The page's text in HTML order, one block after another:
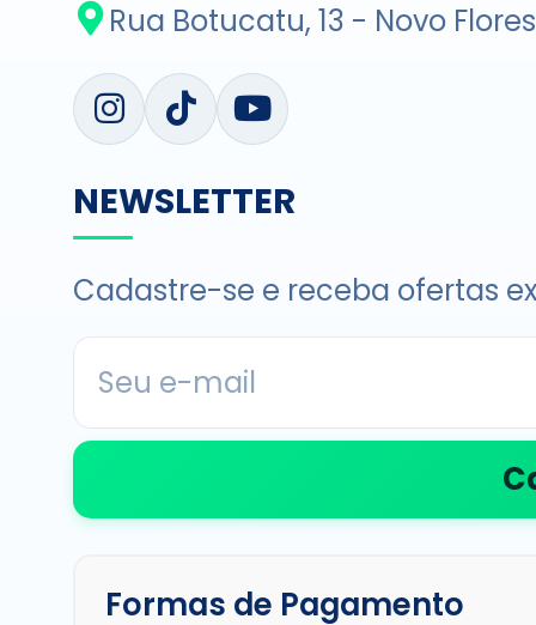
Rua Botucatu, 13 - Novo
NEWSLETTER
Cadastre-se e receba ofertas
Formas de Pagamento